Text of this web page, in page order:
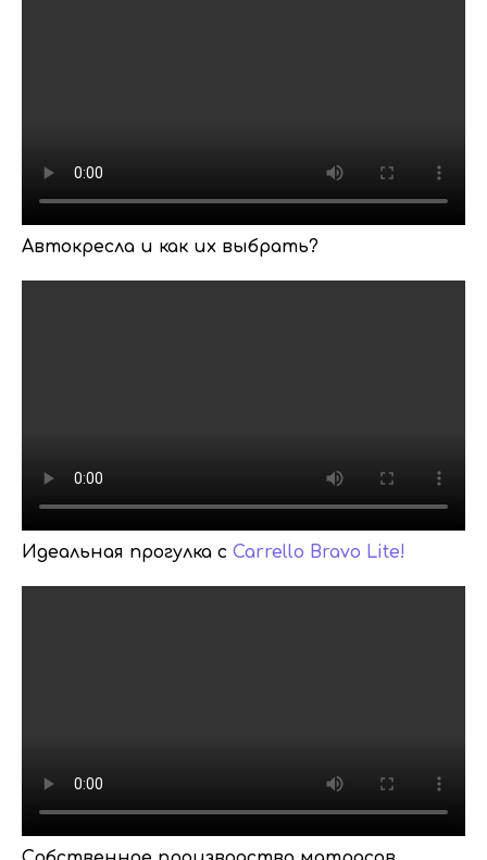
Автокресла и как их выбрать?
Идеальная прогулка с Carrello Bravo Lite!